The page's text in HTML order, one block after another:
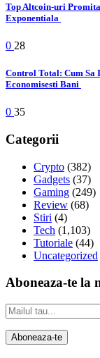
Top Altcoin-uri
Exponentiala
0 28
Control Total: Cum Sa
Economisesti Bani
0 35
Categorii
Crypto (382)
Gadgets (37)
Gaming (249)
Review (68)
Stiri (4)
Tech (1,103)
Tutoriale (44)
Uncategorized
Aboneaza-te la